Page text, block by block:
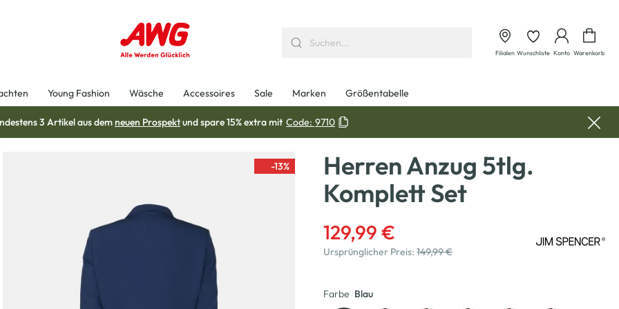
Filialen Wunschliste Konto Warenkorb
Young Fashion Wäsche Accessoires Sale Marken Größentabelle
3 Artikel aus demneuen Prospektund spare 15% extra mit Code: 9710
-13%
Herren Anzug 5tlg.
Komplett Set
129,99 €
Ursprünglicher Preis: 149,99 €
Farbe Blau